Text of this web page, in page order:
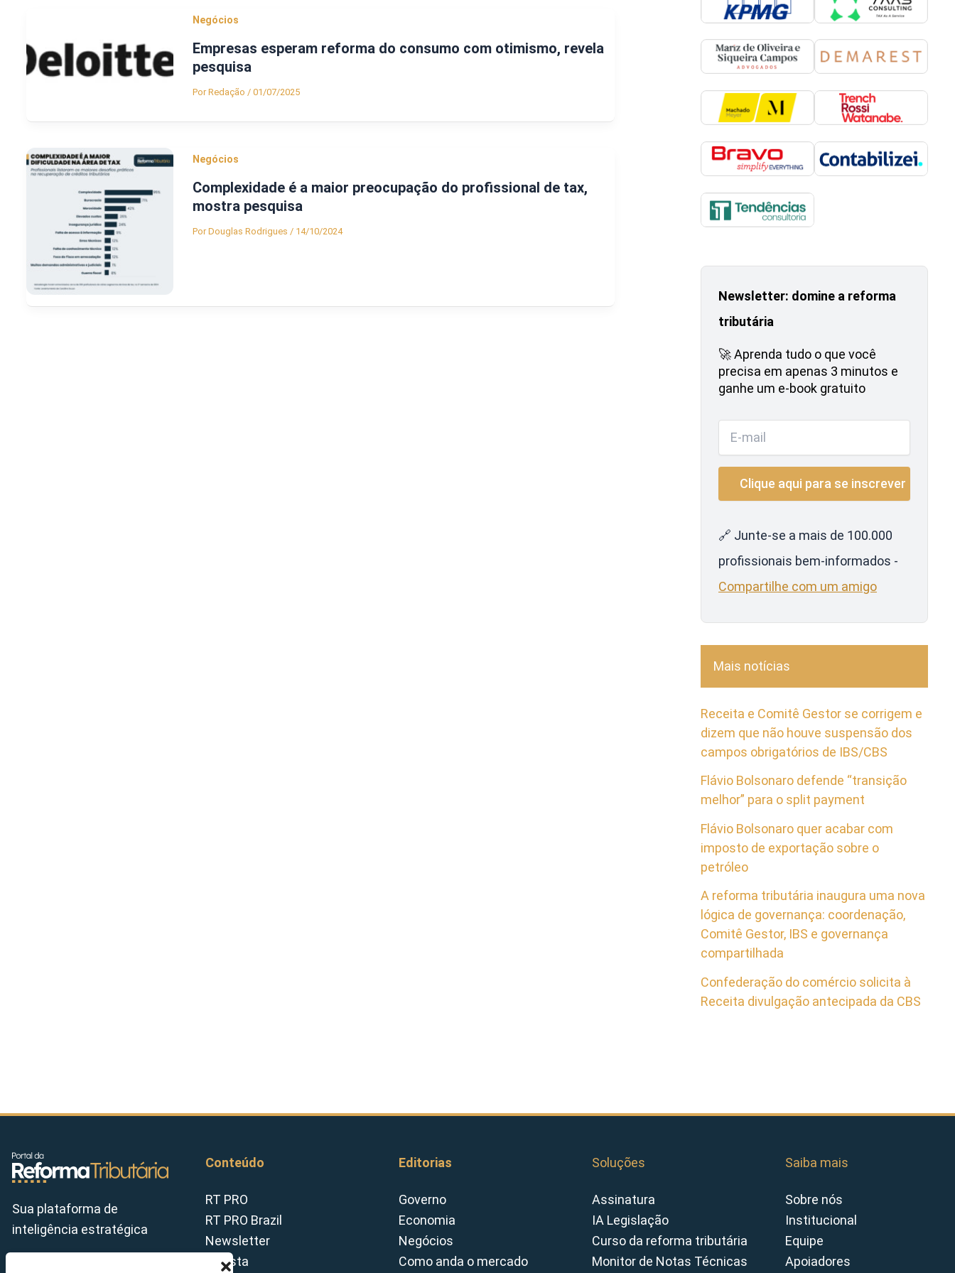
Negócios
Empresas esperam reforma do consumo com otimismo, revela
pesquisa
PorRedação / 01/07/2025
Negócios
Complexidade é a maior preocupação do profissional de tax,
mostra pesquisa
PorDouglas Rodrigues / 14/10/2024
Newsletter: domine a reforma
tributária
🚀 Aprenda tudo o que você
precisa em apenas 3 minutos e
ganhe um e-book gratuito
🔗 Junte-se a mais de 100.000
profissionais bem-informados -
Compartilhe com um amigo
Mais notícias
Receita e Comitê Gestor se corrigem e
dizem que não houve suspensão dos
campos obrigatórios de IBS/CBS
Flávio Bolsonaro defende “transição
melhor” para o split payment
Flávio Bolsonaro quer acabar com
imposto de exportação sobre o
petróleo
A reforma tributária inaugura uma nova
lógica de governança: coordenação,
Comitê Gestor, IBS e governança
compartilhada
Confederação do comércio solicita à
Receita divulgação antecipada da CBS
Sua plataforma de
inteligência estratégica
Conteúdo
RT PRO
RT PRO Brazil
Newsletter
Revista
Editorias
Governo
Economia
Negócios
Como anda o mercado
Soluções
Assinatura
IA Legislação
Curso da reforma tributária
Monitor de Notas Técnicas
Saiba mais
Sobre nós
Institucional
Equipe
Apoiadores